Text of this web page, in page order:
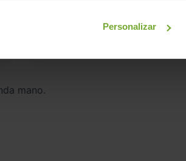
Personalizar
mano.